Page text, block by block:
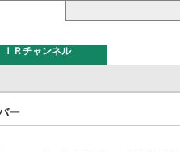
ＩＲチャンネル
バー